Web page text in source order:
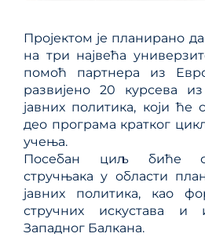
Пројектом је планирано
на три највећа
помоћ партнера из
развијено 20 курсева
јавних политика, који ће
део програма кратког
учења.
Посебан циљ биће
стручњака у области
јавних политика, као
стручних искустава и
Западног Балкана.